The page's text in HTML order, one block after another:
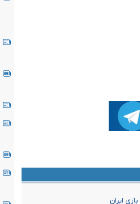
ایران